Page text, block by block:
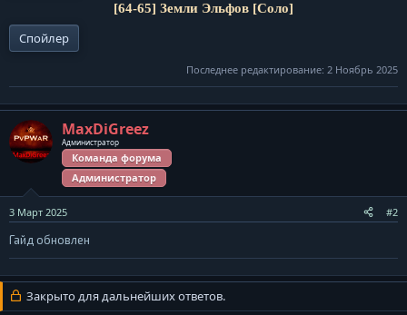
[64-65] Земли Эльфов [Соло]
Спойлер
Последнее редактирование: 2 Ноябрь 2025
MaxDiGreez
Администратор
Команда форума
Администратор
3 Март 2025 #2
Гайд обновлен
Закрыто для дальнейших ответов.